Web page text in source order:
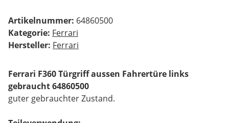
Artikelnummer: 64860500
Kategorie: Ferrari
Hersteller: Ferrari
Ferrari F360 Türgriff aussen Fahrertüre links
gebraucht 64860500
guter gebrauchter Zustand.